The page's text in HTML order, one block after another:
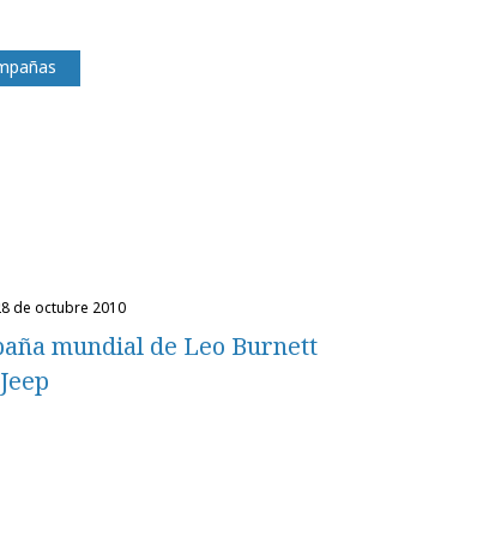
de octubre 2010
mundial de Leo Burnett